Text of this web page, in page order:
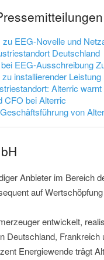
EEG-Novelle und
Deutschland
EEG-Ausschreibung
installierender Leistung
Alterric
CFO bei Alterric
von
Anbieter im Bereich
auf
entwickelt,
Deutschland,
Energiewende trägt